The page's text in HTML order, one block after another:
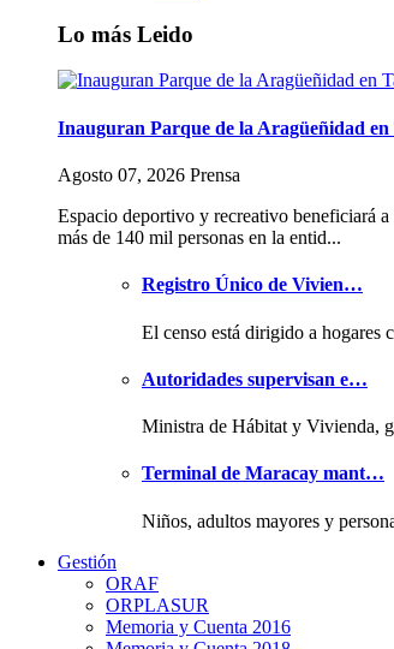
Lo más Leido
Inauguran Parque de la Aragüeñidad
Agosto 07, 2026 Prensa
Espacio deportivo y recreativo beneficiará
más de 140 mil personas en la entid...
Registro Único de Vivien…
El censo está dirigido a hogares
Autoridades supervisan e…
Ministra de Hábitat y Vivienda,
Terminal de Maracay mant…
Niños, adultos mayores y
Gestión
ORAF
ORPLASUR
Memoria y Cuenta 2016